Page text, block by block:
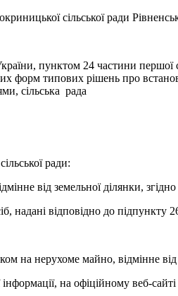
сільської ради
пунктом 24 частини першої
типових рішень про
сільська рада
ради:
від земельної ділянки, згідно
відповідно до підпункту
нерухоме майно, відмінне від
на офіційному веб-